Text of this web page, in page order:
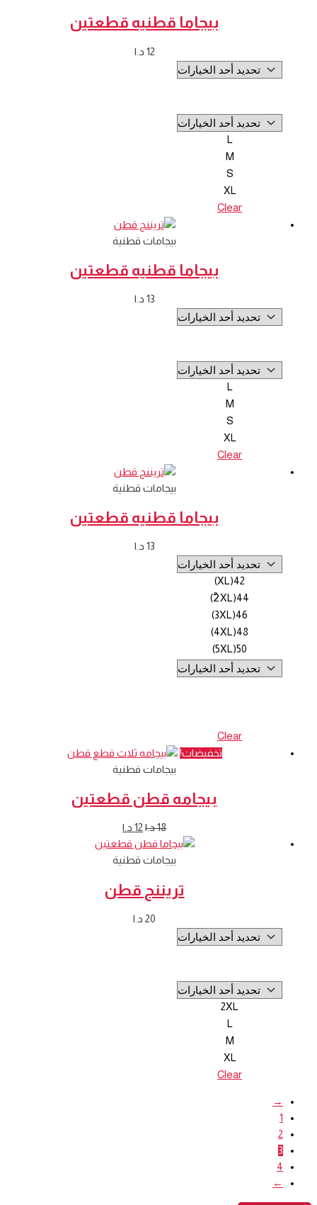
بيجاما قطنيه قطعتين
12 د.ا
L
M
S
XL
Clear
بيجامات قطنية
بيجاما قطنيه قطعتين
13 د.ا
L
M
S
XL
Clear
بيجامات قطنية
بيجاما قطنيه قطعتين
13 د.ا
42(XL)
44(2ْXL)
46(3XL)
48(4XL)
50(5XL)
Clear
تخفيضات!
بيجامات قطنية
بيجامه قطن قطعتين
18د.ا 12 د.ا
بيجامات قطنية
تريننج قطن
20 د.ا
2XL
L
M
XL
Clear
→
1
2
3
4
←